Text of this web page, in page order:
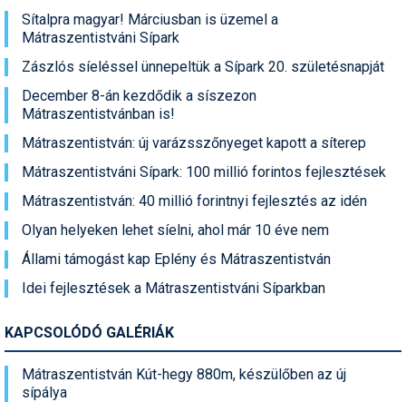
Sítalpra magyar! Márciusban is üzemel a
Mátraszentistváni Sípark
Zászlós síeléssel ünnepeltük a Sípark 20. születésnapját
December 8-án kezdődik a síszezon
Mátraszentistvánban is!
Mátraszentistván: új varázsszőnyeget kapott a síterep
Mátraszentistváni Sípark: 100 millió forintos fejlesztések
Mátraszentistván: 40 millió forintnyi fejlesztés az idén
Olyan helyeken lehet síelni, ahol már 10 éve nem
Állami támogást kap Eplény és Mátraszentistván
Idei fejlesztések a Mátraszentistváni Síparkban
KAPCSOLÓDÓ GALÉRIÁK
Mátraszentistván Kút-hegy 880m, készülőben az új
sípálya